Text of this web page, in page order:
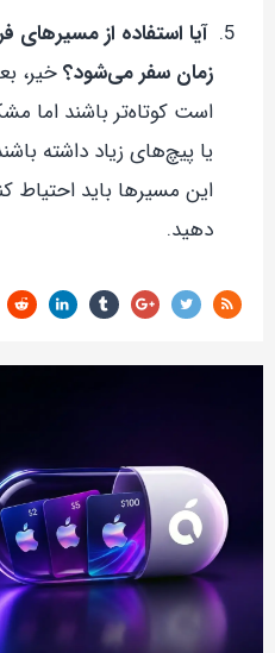
آیا استفاده از
زمان سفر می‌شود؟خیر،
است کوتاه‌تر باشند اما
یا پیچ‌های زیاد داشته
این مسیرها باید احتیاط
دهید.